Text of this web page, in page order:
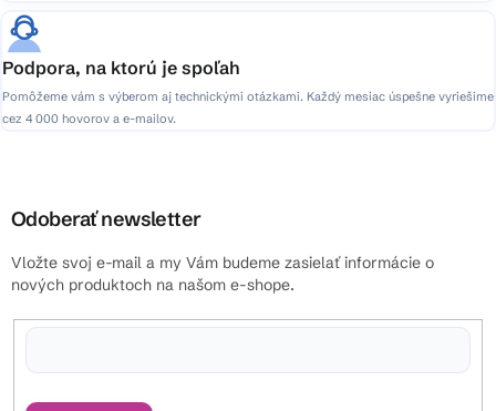
Podpora, na ktorú je spoľah
Pomôžeme vám s výberom aj technickými otázkami. Každý mesiac úspešne vyriešime
cez 4 000 hovorov a e-mailov.
Odoberať newsletter
Vložte svoj e-mail a my Vám budeme zasielať informácie o
nových produktoch na našom e-shope.